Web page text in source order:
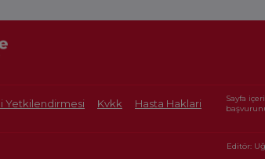
Yetkilendirmesi Kvkk Hasta Haklari
Sayfa
Editör: